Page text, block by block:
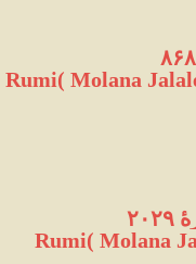
Rumi( Molana
Rumi( Molana